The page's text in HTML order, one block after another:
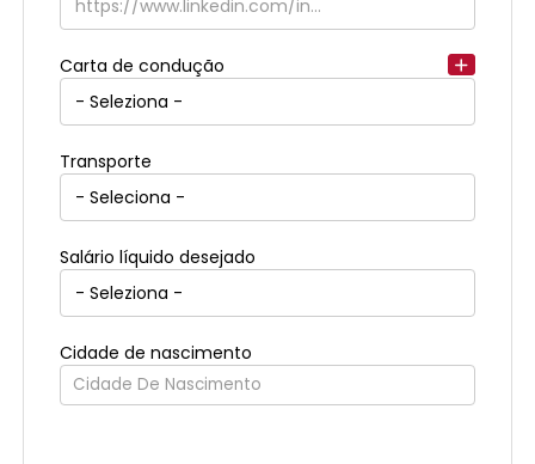
Carta de condução
Transporte
Salário líquido desejado
Cidade de nascimento
Cidade De Nascimento